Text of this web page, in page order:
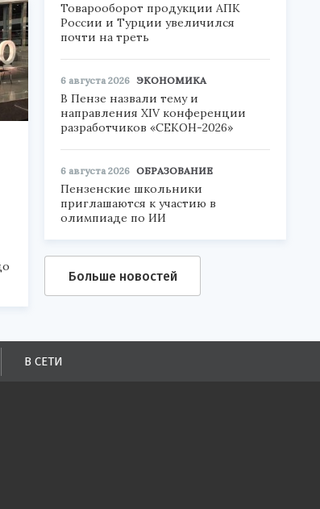
Товарооборот продукции АПК
России и Турции увеличился
почти на треть
6 августа 2026 ЭКОНОМИКА
В Пензе назвали тему и
направления XIV конференции
разработчиков «СЕКОН-2026»
6 августа 2026 ОБРАЗОВАНИЕ
Пензенские школьники
приглашаются к участию в
олимпиаде по ИИ
Больше новостей
В СЕТИ